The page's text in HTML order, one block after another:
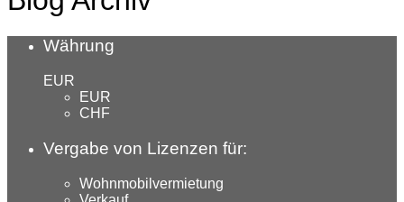
Währung
EUR
EUR
CHF
Vergabe von Lizenzen für:
Wohnmobilvermietung